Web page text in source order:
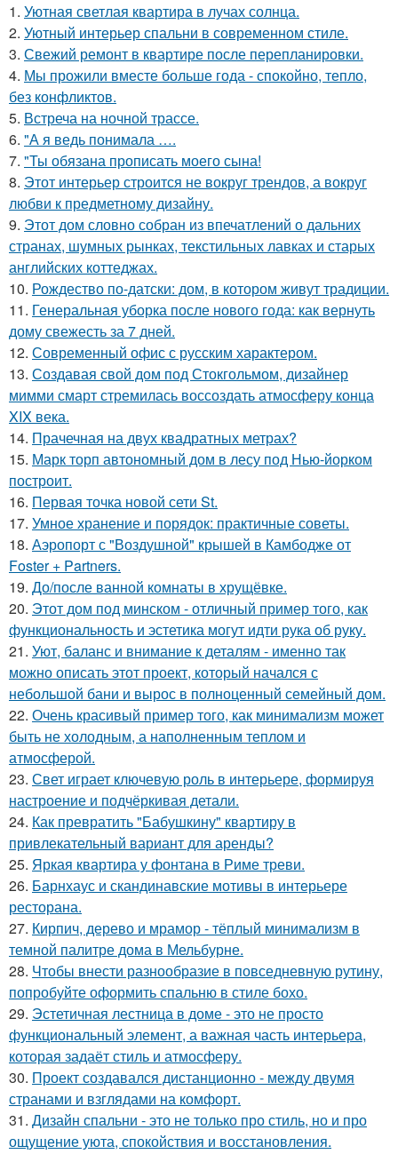
1. Уютная светлая квартира в лучах солнца.
2. Уютный интерьер спальни в современном стиле.
3. Свежий ремонт в квартире после перепланировки.
4. Мы прожили вместе больше года - спокойно, тепло,
без конфликтов.
5. Встреча на ночной трассе.
6. "А я ведь понимала ….
7. "Ты обязана прописать моего сына!
8. Этот интерьер строится не вокруг трендов, а вокруг
любви к предметному дизайну.
9. Этот дом словно собран из впечатлений о дальних
странах, шумных рынках, текстильных лавках и старых
английских коттеджах.
10. Рождество по-датски: дом, в котором живут традиции.
11. Генеральная уборка после нового года: как вернуть
дому свежесть за 7 дней.
12. Современный офис с русским характером.
13. Создавая свой дом под Стокгольмом, дизайнер
мимми смарт стремилась воссоздать атмосферу конца
XIX века.
14. Прачечная на двух квадратных метрах?
15. Марк торп автономный дом в лесу под Нью-йорком
построит.
16. Первая точка новой сети St.
17. Умное хранение и порядок: практичные советы.
18. Аэропорт с "Воздушной" крышей в Камбодже от
Foster + Partners.
19. До/после ванной комнаты в хрущёвке.
20. Этот дом под минском - отличный пример того, как
функциональность и эстетика могут идти рука об руку.
21. Уют, баланс и внимание к деталям - именно так
можно описать этот проект, который начался с
небольшой бани и вырос в полноценный семейный дом.
22. Очень красивый пример того, как минимализм может
быть не холодным, а наполненным теплом и
атмосферой.
23. Свет играет ключевую роль в интерьере, формируя
настроение и подчёркивая детали.
24. Как превратить "Бабушкину" квартиру в
привлекательный вариант для аренды?
25. Яркая квартира у фонтана в Риме треви.
26. Барнхаус и скандинавские мотивы в интерьере
ресторана.
27. Кирпич, дерево и мрамор - тёплый минимализм в
темной палитре дома в Мельбурне.
28. Чтобы внести разнообразие в повседневную рутину,
попробуйте оформить спальню в стиле бохо.
29. Эстетичная лестница в доме - это не просто
функциональный элемент, а важная часть интерьера,
которая задаёт стиль и атмосферу.
30. Проект создавался дистанционно - между двумя
странами и взглядами на комфорт.
31. Дизайн спальни - это не только про стиль, но и про
ощущение уюта, спокойствия и восстановления.